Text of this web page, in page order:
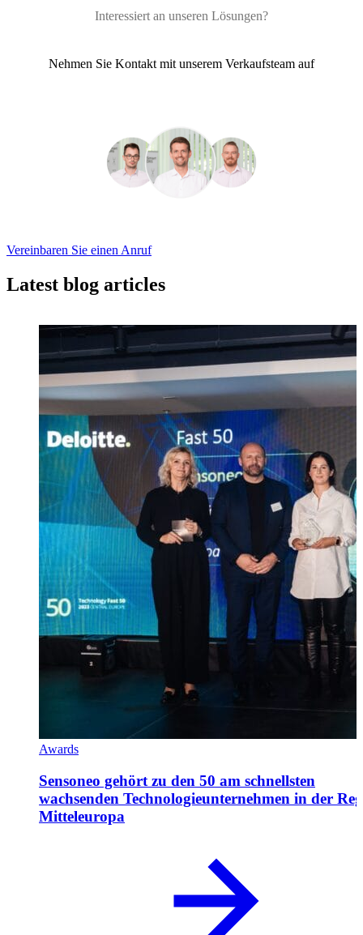
Interessiert an unseren Lösungen?
Nehmen Sie Kontakt mit unserem Verkaufsteam auf
Vereinbaren Sie einen Anruf
Latest blog articles
Awards
Sensoneo gehört zu den 50 am schnellsten
wachsenden Technologieunternehmen in der
Mitteleuropa